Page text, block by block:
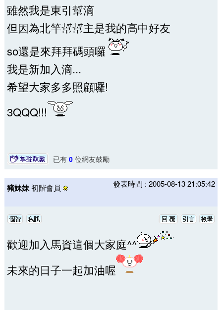
雖然我是東引幫滴
但因為北竿幫幫主是我的高中好友
so還是來拜拜碼頭囉
我是新加入滴...
希望大家多多照顧囉!
3QQQ!!!
已有 0位網友鼓勵
豬妹妹初階會員 發表時間 : 2005-08-13 21:05:42
歡迎加入馬資這個大家庭^^
未來的日子一起加油喔